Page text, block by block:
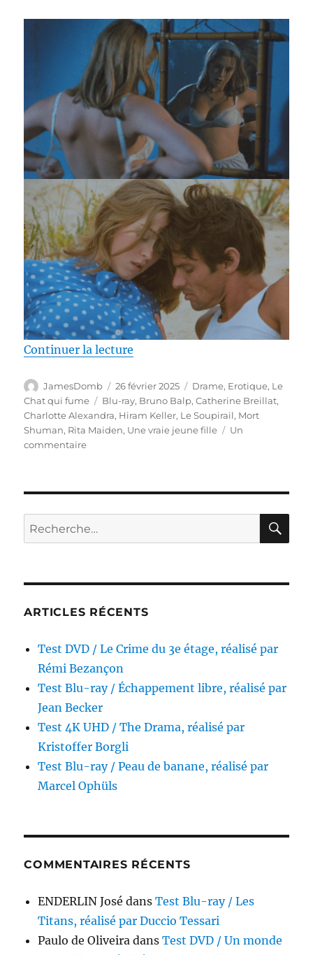
Continuer la lecture
Auteur
JamesDomb
Publié
le
26 février 2025 Catégories
Drame, Erotique, Le
Chat qui fume
Étiquettes
Blu-ray, Bruno Balp,Catherine Breillat,
Charlotte Alexandra, Hiram Keller, Le Soupirail, Mort
Shuman, Rita Maiden, Une vraie jeune fille
Un
commentairesur
Une
vraie
jeune
Catherine
Breillat
Recherche
pour :
ARTICLES RÉCENTS
Test DVD / Le Crime du 3e étage, réalisé par
Rémi Bezançon
Test Blu-ray / Échappement libre, réalisé par
Jean Becker
Test 4K UHD / The Drama, réalisé par
Kristoffer Borgli
Test Blu-ray / Peau de banane, réalisé par
Marcel Ophüls
COMMENTAIRES RÉCENTS
ENDERLIN José dansTest Blu-ray / Les
Titans, réalisé par Duccio Tessari
Paulo de Oliveira dansTest DVD / Un monde